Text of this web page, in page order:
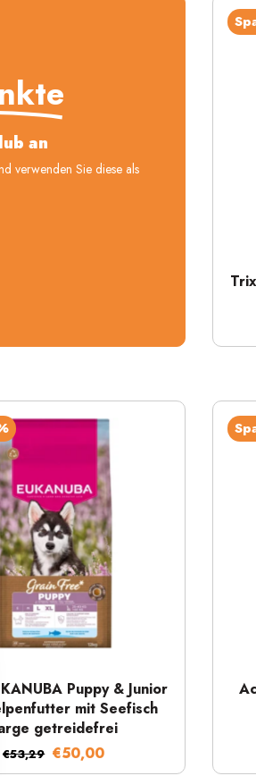
an
verwenden Sie diese als
Puppy & Junior
mit Seefisch
getreidefrei
€53,29 €50,00